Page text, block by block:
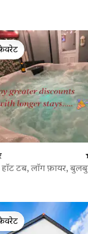
टब, लॉग फ़ायर,